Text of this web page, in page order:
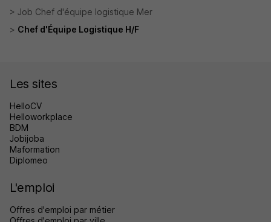
Job Chef d'équipe logistique Mer
Chef d'Équipe Logistique H/F
Les sites
HelloCV
Helloworkplace
BDM
Jobijoba
Maformation
Diplomeo
L'emploi
Offres d'emploi par métier